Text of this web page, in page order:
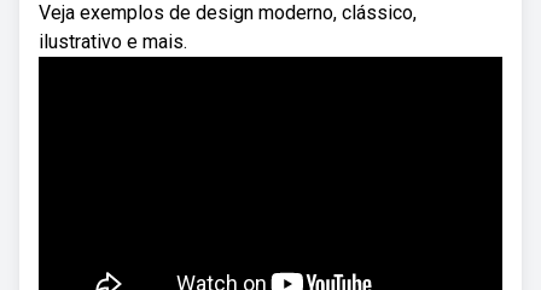
Veja exemplos de design moderno, clássico,
ilustrativo e mais.